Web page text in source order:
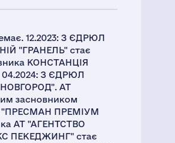
12.2023: З ЄДРЮЛ
"ГРАНЕЛЬ" стає
КОНСТАНЦІЯ
З ЄДРЮЛ
АТ
засновником
"ПРЕСМАН ПРЕМІУМ
АТ "АГЕНТСТВО
ПЕКЕДЖИНГ" стає